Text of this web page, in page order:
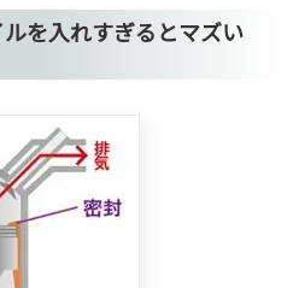
を入れすぎるとマズい